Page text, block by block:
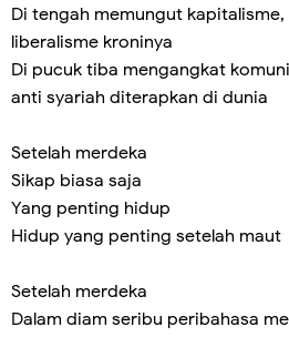
Di tengah memungut
liberalisme kroninya
Di pucuk tiba mengangkat
anti syariah diterapkan di dunia
Setelah merdeka
Sikap biasa saja
Yang penting hidup
Hidup yang penting setelah maut
Setelah merdeka
Dalam diam seribu peribahasa